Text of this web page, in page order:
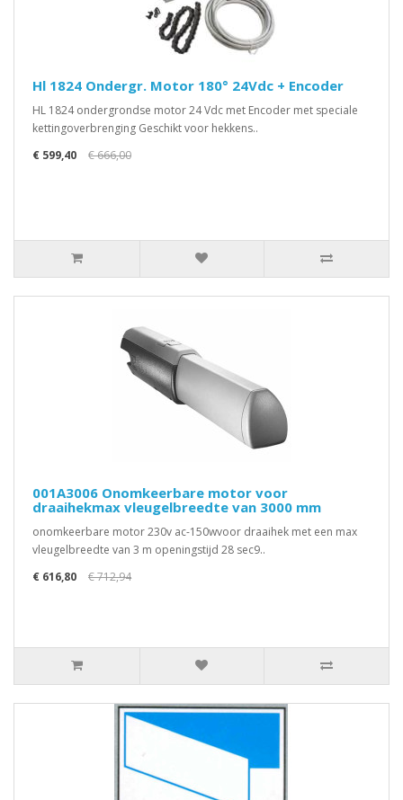
Hl 1824 Ondergr. Motor 180° 24Vdc + Encoder
HL 1824 ondergrondse motor 24 Vdc met Encoder met speciale
kettingoverbrenging Geschikt voor hekkens..
€ 599,40
€ 666,00
001A3006 Onomkeerbare motor voor
draaihekmax vleugelbreedte van 3000 mm
onomkeerbare motor 230v ac-150wvoor draaihek met een max
vleugelbreedte van 3 m openingstijd 28 sec9..
€ 616,80
€ 712,94